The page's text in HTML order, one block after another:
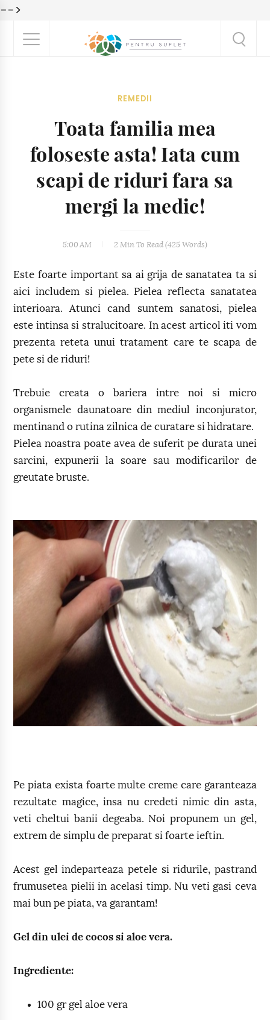
-->
REMEDII
Toata familia mea
foloseste asta! Iata cum
scapi de riduri fara sa
mergi la medic!
5:00 AM 2 Min To Read (425 Words)
Este foarte important sa ai grija de sanatatea ta si
aici includem si pielea. Pielea reflecta sanatatea
interioara. Atunci cand suntem sanatosi, pielea
este intinsa si stralucitoare. In acest articol iti vom
prezenta reteta unui tratament care te scapa de
pete si de riduri!
Trebuie creata o bariera intre noi si micro
organismele daunatoare din mediul inconjurator,
mentinand o rutina zilnica de curatare si hidratare.
Pielea noastra poate avea de suferit pe durata unei
sarcini, expunerii la soare sau modificarilor de
greutate bruste.
Pe piata exista foarte multe creme care garanteaza
rezultate magice, insa nu credeti nimic din asta,
veti cheltui banii degeaba. Noi propunem un gel,
extrem de simplu de preparat si foarte ieftin.
Acest gel indeparteaza petele si ridurile, pastrand
frumusetea pielii in acelasi timp. Nu veti gasi ceva
mai bun pe piata, va garantam!
Gel din ulei de cocos si aloe vera.
Ingrediente:
100 gr gel aloe vera